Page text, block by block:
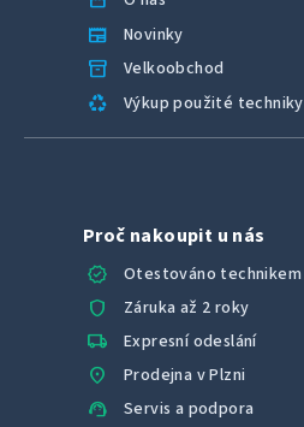
newspaper Novinky
inventory_2 Velkoobchod
recycling Výkup použité techniky
Proč nakoupit u nás
verified
Otestováno technikem
shield Záruka až 2 roky
local_shipping Expresní odeslání
location_on Prodejna v Plzni
support_agent Servis a podpora